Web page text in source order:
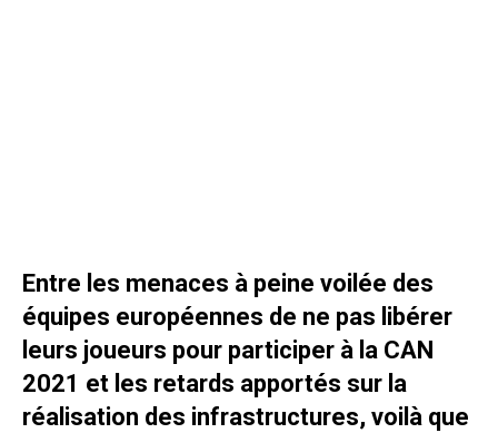
Entre les menaces à peine voilée des
équipes européennes de ne pas libérer
leurs joueurs pour participer à la CAN
2021 et les retards apportés sur la
réalisation des infrastructures, voilà que